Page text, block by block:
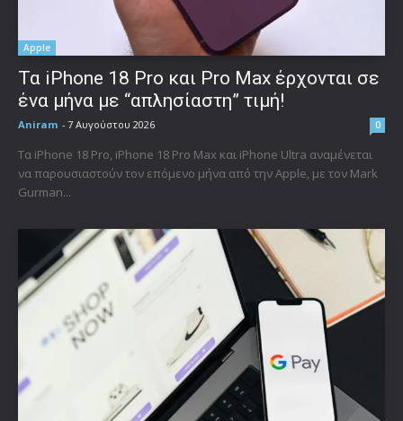
Apple
Τα iPhone 18 Pro και Pro Max έρχονται σε
ένα μήνα με “απλησίαστη” τιμή!
Aniram - 7 Αυγούστου 2026 0
Τα iPhone 18 Pro, iPhone 18 Pro Max και iPhone Ultra αναμένεται
να παρουσιαστούν τον επόμενο μήνα από την Apple, με τον Mark
Gurman...